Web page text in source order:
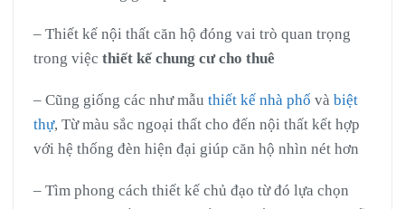
– Thiết kế nội thất căn hộ đóng vai trò quan trọng
trong việc thiết kế chung cư cho thuê
– Cũng giống các như mẫu thiết kế nhà phố và biệt
thự, Từ màu sắc ngoại thất cho đến nội thất kết hợp
với hệ thống đèn hiện đại giúp căn hộ nhìn nét hơn
– Tìm phong cách thiết kế chủ đạo từ đó lựa chọn